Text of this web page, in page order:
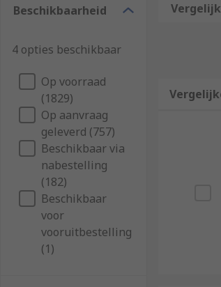
Phillips Screwdrivers
Torx Screwdrivers
Flat Head Screwdrivers
Pozidriv Screwdrivers
Types of Screwdriver
Electricians Screwdrivers:
protect against electric shock
Precision Screwdrivers:
Stubby Screwdrivers:
Beschikbaarheid
4 opties beschikbaar
Op voorraad
(1829)
Op aanvraag
geleverd (757)
Beschikbaar via
nabestelling
(182)
Beschikbaar
voor
vooruitbestelling
(1)